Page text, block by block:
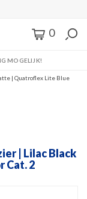
0
MOGELIJK!
| Quatroflex Lite Blue
| Lilac Black
Cat. 2